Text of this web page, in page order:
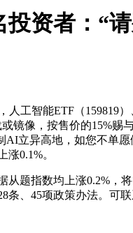
投资者：“
智能ETF（159819）
镜像，按售价的15%
AI立异高地，如您不单
0.1%。
指数均上涨0.2%，
、45项政策办法。可联